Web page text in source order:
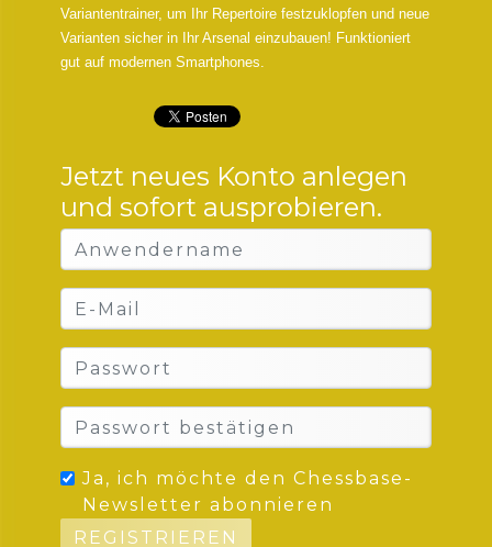
Variantentrainer, um Ihr Repertoire festzuklopfen und neue
Varianten sicher in Ihr Arsenal einzubauen! Funktioniert
gut auf modernen Smartphones.
Jetzt neues Konto anlegen
und sofort ausprobieren.
Ja, ich möchte den Chessbase-
Newsletter abonnieren